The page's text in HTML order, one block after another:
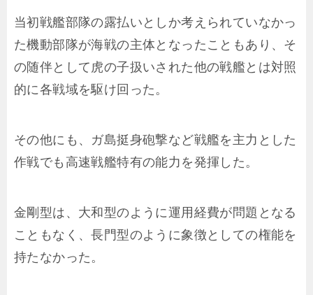
当初戦艦部隊の露払いとしか考えられていなかっ
た機動部隊が海戦の主体となったこともあり、そ
の随伴として虎の子扱いされた他の戦艦とは対照
的に各戦域を駆け回った。
その他にも、ガ島挺身砲撃など戦艦を主力とした
作戦でも高速戦艦特有の能力を発揮した。
金剛型は、大和型のように運用経費が問題となる
こともなく、長門型のように象徴としての権能を
持たなかった。